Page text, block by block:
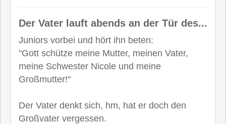
Der Vater lauft abends an der Tür des...
Juniors vorbei und hört ihn beten:
"Gott schütze meine Mutter, meinen Vater,
meine Schwester Nicole und meine
Großmutter!"
Der Vater denkt sich, hm, hat er doch den
Großvater vergessen.